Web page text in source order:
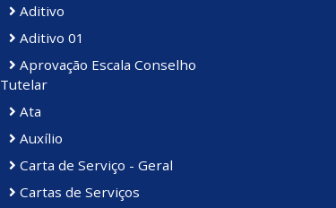
Aditivo
Aditivo 01
Aprovação Escala Conselho
Tutelar
Ata
Auxílio
Carta de Serviço - Geral
Cartas de Serviços